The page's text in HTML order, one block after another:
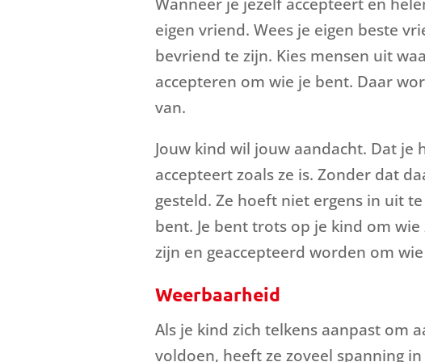
eigen vriend. Wees je eigen beste
bevriend te zijn. Kies mensen uit
accepteren om wie je bent. Daar
van.
Jouw kind wil jouw aandacht. Dat je
accepteert zoals ze is. Zonder dat
gesteld. Ze hoeft niet ergens in uit
bent. Je bent trots op je kind om wie
zijn en geaccepteerd worden om wie
Weerbaarheid
Als je kind zich telkens aanpast om
voldoen, heeft ze zoveel spanning